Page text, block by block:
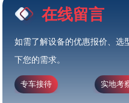
在线留言
如需了解设备的优惠报价、选
下您的需求。
专车接待 实地考